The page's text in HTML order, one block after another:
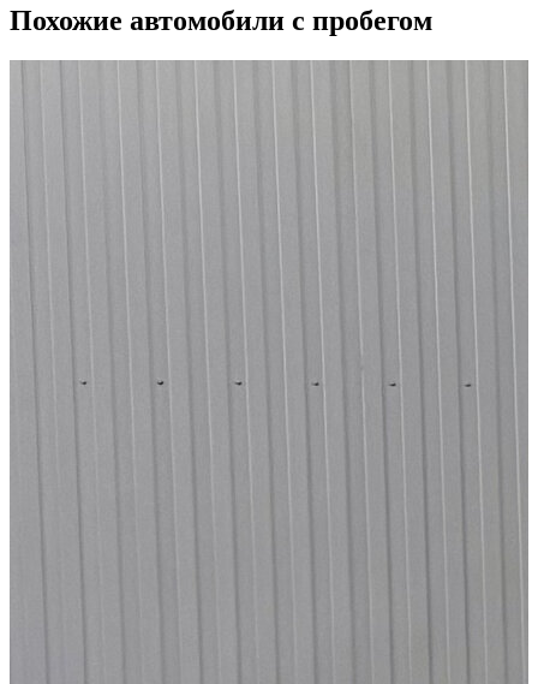
Похожие автомобили с пробегом